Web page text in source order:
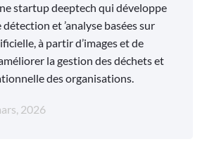
startup deeptech qui développe
et ’analyse basées sur
à partir d’images et de
la gestion des déchets et
des organisations.
2026